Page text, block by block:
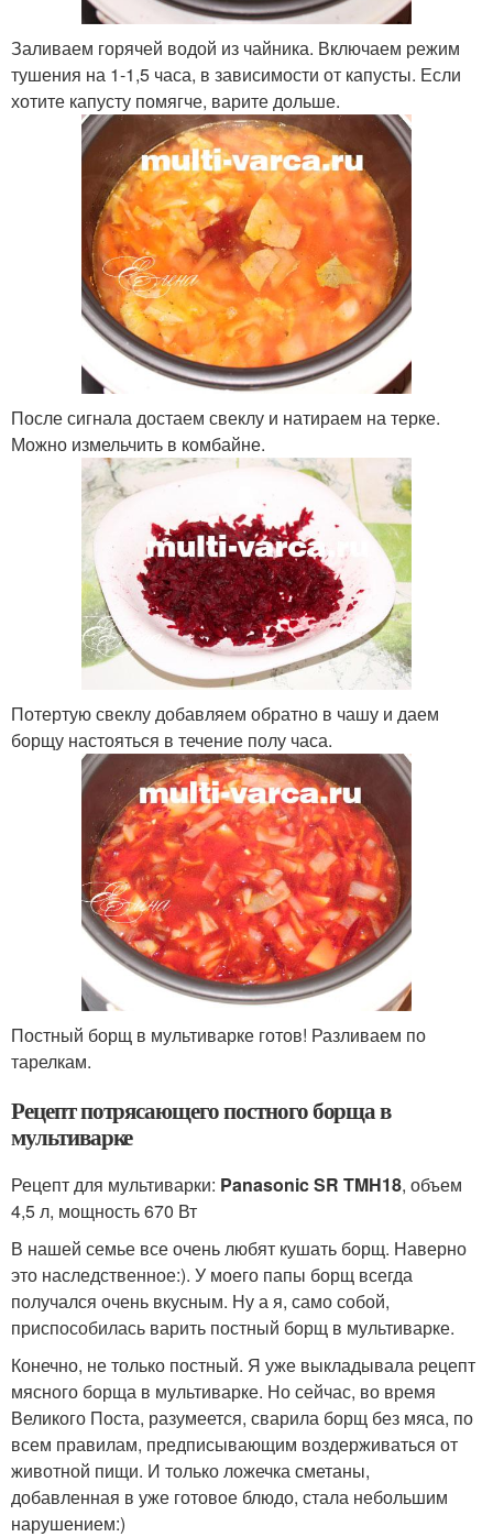
Заливаем горячей водой из чайника. Включаем режим
тушения на 1-1,5 часа, в зависимости от капусты. Если
хотите капусту помягче, варите дольше.
После сигнала достаем свеклу и натираем на терке.
Можно измельчить в комбайне.
Потертую свеклу добавляем обратно в чашу и даем
борщу настояться в течение полу часа.
Постный борщ в мультиварке готов! Разливаем по
тарелкам.
Рецепт потрясающего постного борща в
мультиварке
Рецепт для мультиварки: Panasonic SR TMH18, объем
4,5 л, мощность 670 Вт
В нашей семье все очень любят кушать борщ. Наверно
это наследственное:). У моего папы борщ всегда
получался очень вкусным. Ну а я, само собой,
приспособилась варить постный борщ в мультиварке.
Конечно, не только постный. Я уже выкладывала рецепт
мясного борща в мультиварке. Но сейчас, во время
Великого Поста, разумеется, сварила борщ без мяса, по
всем правилам, предписывающим воздерживаться от
животной пищи. И только ложечка сметаны,
добавленная в уже готовое блюдо, стала небольшим
нарушением:)